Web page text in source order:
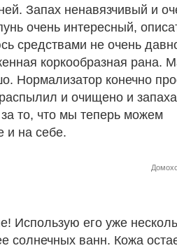
Запах ненавязчивый и
очень интересный,
средствами не очень
коркообразная рана.
Нормализатор конечно
и очищено и запаха
то, что мы теперь можем
и на себе.
Использую его уже
солнечных ванн. Кожа